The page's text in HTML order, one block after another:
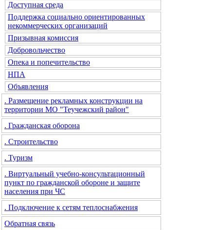
Доступная среда
Поддержка социально ориентированных
некоммерческих организаций
Призывная комиссия
Добровольчество
Опека и попечительство
НПА
Объявления
. Размещение рекламных конструкции на
территории МО "Теучежский район"
. Гражданская оборона
. Строительство
. Туризм
. Виртуальный учебно-консультационный
пункт по гражданской обороне и защите
населения при ЧС
. Подключение к сетям теплоснабжения
Обратная связь